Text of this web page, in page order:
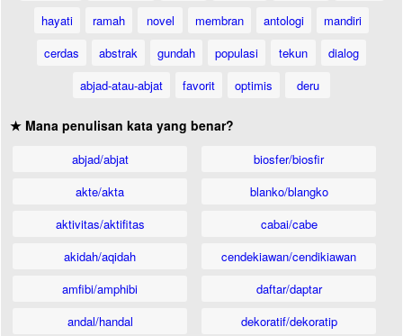
hayati
ramah novel membran antologi
mandiri
cerdas
abstrak gundah populasi tekun
dialog
abjad-atau-abjat
favorit optimis deru
★ Mana penulisan kata yang benar?
abjad/abjat
akte/akta
aktivitas/aktifitas
akidah/aqidah
amfibi/amphibi
andal/handal
biosfer/biosfir
blanko/blangko
cabai/cabe
cendekiawan/cendikiawan
daftar/daptar
dekoratif/dekoratip